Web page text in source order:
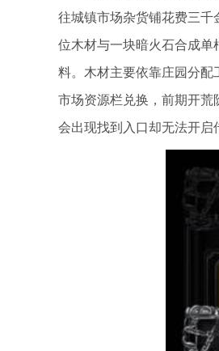
往城镇市场杂货铺花费三
位木材与一块暗火石合成
料。木材主要依靠庄园分配
市场资源栏兑换，前期开荒
会出现找到入口却无法开启